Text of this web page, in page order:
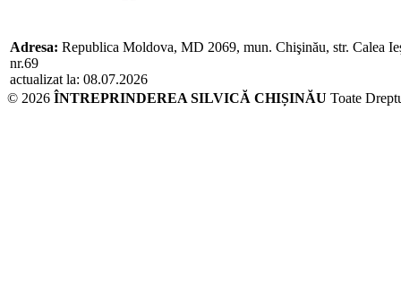
Adresa: Republica Moldova, MD 2069, mun. Chişinău, str. Calea
nr.69
actualizat la: 08.07.2026
© 2026 ÎNTREPRINDEREA SILVICĂ CHIȘINĂU Toate